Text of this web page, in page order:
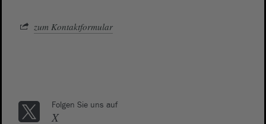
zum Kontaktformular
Folgen Sie uns auf
X